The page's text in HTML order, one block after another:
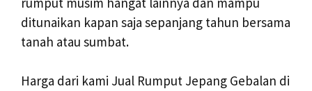
ditunaikan kapan saja sepanjang tahun bersama
tanah atau sumbat.
Harga dari kami Jual Rumput Jepang Gebalan di